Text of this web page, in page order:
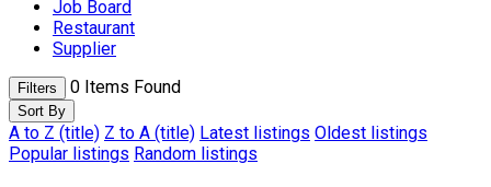
Job Board
Restaurant
Supplier
Filters 0 Items Found
Sort By
A to Z (title) Z to A (title) Latest listings Oldest listings
Popular listings Random listings